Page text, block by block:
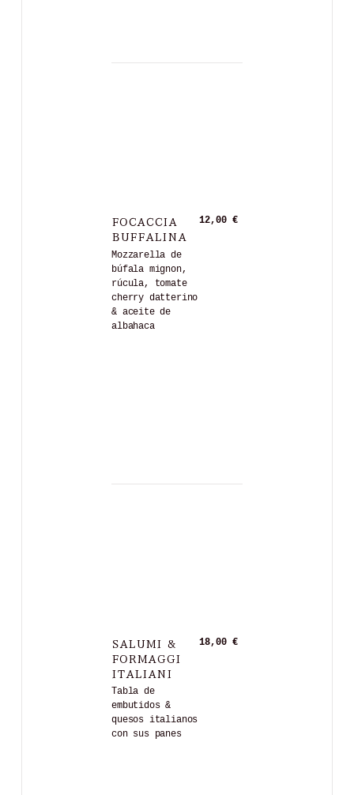
FOCACCIA
BUFFALINA
Mozzarella de
búfala mignon,
rúcula, tomate
cherry datterino
& aceite de
albahaca
12,00 €
SALUMI &
FORMAGGI
ITALIANI
Tabla de
embutidos &
quesos italianos
con sus panes
18,00 €